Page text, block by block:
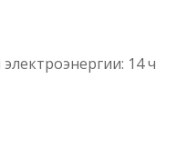
14 ч